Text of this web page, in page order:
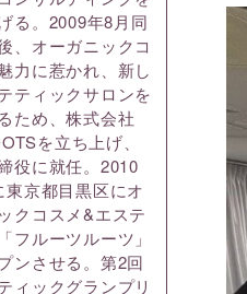
る。2009年8月同
、オーガニックコ
力に惹かれ、新し
ティックサロンを
ため、株式会社
を立ち上げ、
役に就任。2010
東京都目黒区にオ
クコスメ&エステ
フルーツルーツ」
ンさせる。第2回
ィックグランプリ